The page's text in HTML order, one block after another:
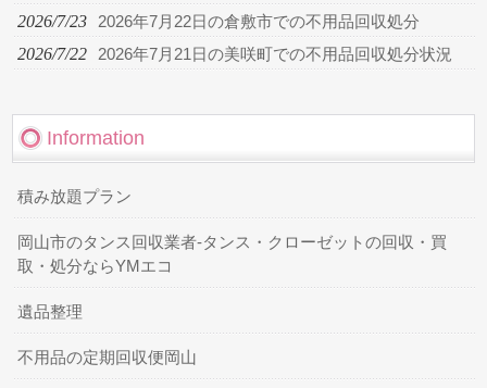
2026/7/23 2026年7月22日の倉敷市での不用品回収処分
2026/7/22 2026年7月21日の美咲町での不用品回収処分状況
Information
積み放題プラン
岡山市のタンス回収業者-タンス・クローゼットの回収・買
取・処分ならYMエコ
遺品整理
不用品の定期回収便岡山